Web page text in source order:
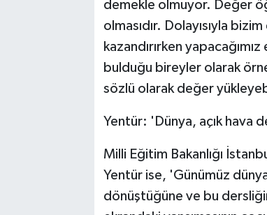
demekle olmuyor. Değer
olmasıdır. Dolayısıyla
kazandırırken
bulduğu bireyler olarak
sözlü olarak değer
Yentür: 'Dünya, açık hava
Milli Eğitim Bakanlığı
Yentür ise, 'Günümüz
dönüştüğüne ve bu